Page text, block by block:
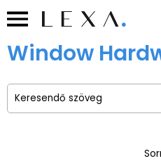
Window